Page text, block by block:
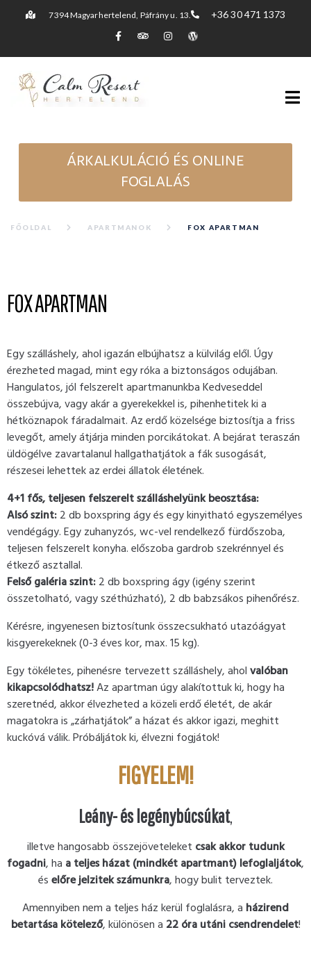
7394 Magyarhertelend, Páfrány u. 13. +36 30 471 1373
ÁRKALKULÁCIÓ ÉS ONLINE
FOGLALÁS
FŐOLDAL APARTMANOK FOX APARTMAN
FOX APARTMAN
Egy szálláshely, ahol igazán elbújhatsz a külvilág elől. Úgy
érezheted magad, mint egy róka a biztonságos odujában.
Hangulatos, jól felszerelt apartmanunkba Kedveseddel
összebújva, vagy akár a gyerekekkel is, pihenhetitek ki a
hétköznapok fáradalmait.Az erdő közelsége biztosítja a friss
levegőt, amely átjárja minden porcikátokat. A bejárat teraszán
üldögélve zavartalanul hallgathatjátok a fák susogását,
részesei lehettek az erdei állatok életének.
4+1 fős, teljesen felszerelt szálláshelyünk beosztása:
Alsó szint:2 db boxspring ágy és egy kinyitható egyszemélyes
vendégágy. Egy zuhanyzós, wc-vel rendelkező fürdőszoba,
teljesen felszerelt konyha. előszoba gardrob szekrénnyel és
étkező asztallal.
Felső galéria szint:2 db boxspring ágy (igény szerint
összetolható, vagy széthúzható), 2 db babzsákos pihenőrész.
Kérésre, ingyenesen biztosítunk összecsukható utazóágyat
kisgyerekeknek (0-3 éves kor, max. 15 kg).
Egy tökéletes, pihenésre tervezett szálláshely, aholvalóban
kikapcsolódhatsz!Az apartman úgy alakítottuk ki, hogy ha
szeretnéd, akkor élvezheted a közeli erdő életét, de akár
magatokra is „zárhatjátok” a házat és akkor igazi, meghitt
kuckóvá válik. Próbáljátok ki, élvezni fogjátok!
FIGYELEM!
Leány- és legénybúcsúkat,
illetve hangosabb összejöveteleket csak akkor tudunk
fogadni, ha a teljes házat (mindkét apartmant) lefoglaljátok,
éselőre jelzitek számunkra, hogy bulit terveztek.
Amennyiben nem a teljes ház kerül foglalásra, a házirend
betartása kötelező, különösen a 22 óra utáni csendrendelet!